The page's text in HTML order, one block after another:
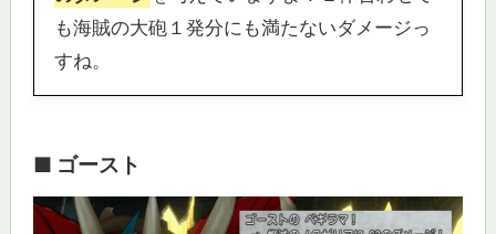
も海賊の大砲１発分にも満たないダメージっ
すね。
■ ゴースト